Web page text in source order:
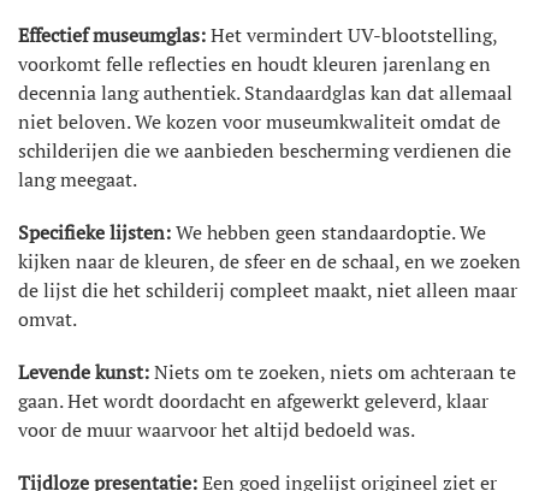
Effectief museumglas:Het vermindert UV-blootstelling,
voorkomt felle reflecties en houdt kleuren jarenlang en
decennia lang authentiek. Standaardglas kan dat allemaal
niet beloven. We kozen voor museumkwaliteit omdat de
schilderijen die we aanbieden bescherming verdienen die
lang meegaat.
Specifieke lijsten:We hebben geen standaardoptie. We
kijken naar de kleuren, de sfeer en de schaal, en we zoeken
de lijst die het schilderij compleet maakt, niet alleen maar
omvat.
Levende kunst:Niets om te zoeken, niets om achteraan te
gaan. Het wordt doordacht en afgewerkt geleverd, klaar
voor de muur waarvoor het altijd bedoeld was.
Tijdloze presentatie:Een goed ingelijst origineel ziet er